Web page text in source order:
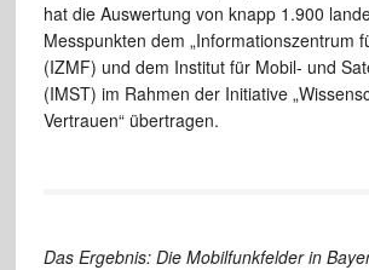
hat die Auswertung von knapp 1.900
Messpunkten dem „Informationszentrum
(IZMF) und dem Institut für Mobil- und
(IMST) im Rahmen der Initiative
Vertrauen“ übertragen.
Das Ergebnis: Die Mobilfunkfelder in